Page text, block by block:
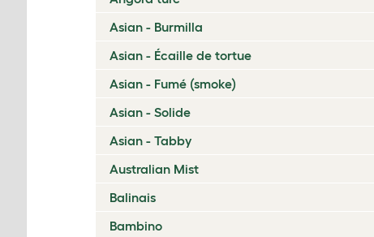
Asian - Burmilla
Asian - Écaille de tortue
Asian - Fumé (smoke)
Asian - Solide
Asian - Tabby
Australian Mist
Balinais
Bambino